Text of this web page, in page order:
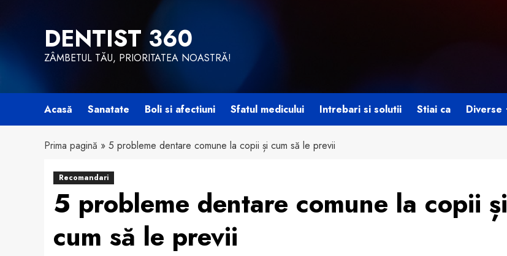
DENTIST 360
ZÂMBETUL TĂU, PRIORITATEA NOASTRĂ!
Acasă Sanatate Boli si afectiuni Sfatul medicului Intrebari si solutii Stiai ca Diverse
Prima pagină » 5 probleme dentare comune la copii și cum să le previi
Recomandari
5 probleme dentare comune la copii și
cum să le previi